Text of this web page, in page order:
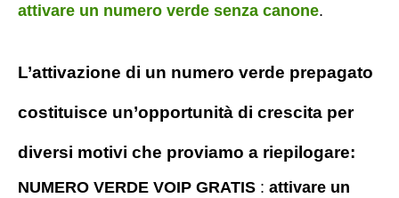
attivare un numero verde senza canone.
L’attivazione di un numero verde prepagato
costituisce un’opportunità di crescita per
diversi motivi che proviamo a riepilogare:
NUMERO VERDE VOIP GRATIS : attivare un